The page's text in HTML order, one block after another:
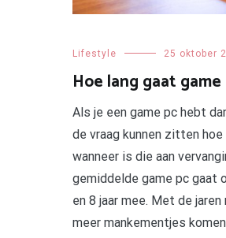
Lifestyle 25 oktober
Hoe lang gaat game
Als je een game pc hebt
de vraag kunnen zitten
wanneer is die aan
gemiddelde game pc gaat
en 8 jaar mee. Met de
meer mankementjes